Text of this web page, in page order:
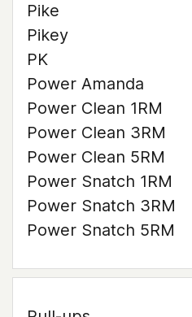
Pike
Pikey
PK
Power Amanda
Power Clean 1RM
Power Clean 3RM
Power Clean 5RM
Power Snatch 1RM
Power Snatch 3RM
Power Snatch 5RM